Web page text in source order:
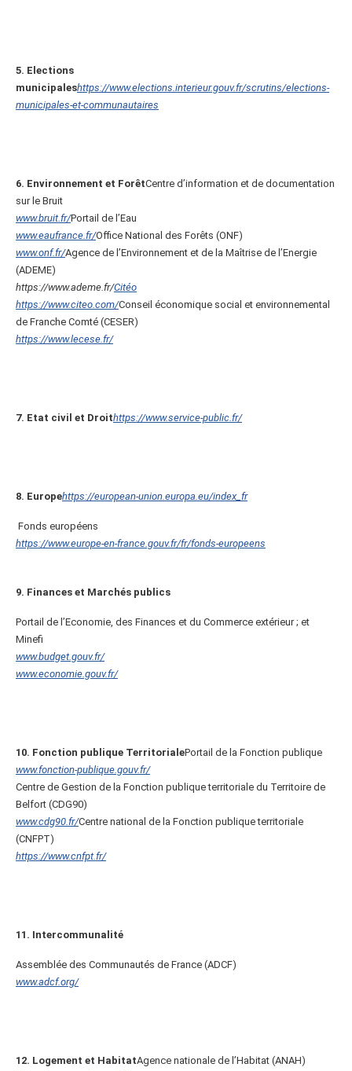
5. Elections
municipaleshttps://www.elections.interieur.gouv.fr/scrutins/elections-
municipales-et-communautaires
6. Environnement et ForêtCentre d’information et de documentation
sur le Bruit
www.bruit.fr/Portail de l’Eau
www.eaufrance.fr/Office National des Forêts (ONF)
www.onf.fr/Agence de l’Environnement et de la Maîtrise de l’Energie
(ADEME)
https://www.ademe.fr/Citéo
https://www.citeo.com/Conseil économique social et environnemental
de Franche Comté (CESER)
https://www.lecese.fr/
7. Etat civil et Droithttps://www.service-public.fr/
8. Europehttps://european-union.europa.eu/index_fr
Fonds européens
https://www.europe-en-france.gouv.fr/fr/fonds-europeens
9. Finances et Marchés publics
Portail de l’Economie, des Finances et du Commerce extérieur ; et
Minefi
www.budget.gouv.fr/
www.economie.gouv.fr/
10. Fonction publique TerritorialePortail de la Fonction publique
www.fonction-publique.gouv.fr/
Centre de Gestion de la Fonction publique territoriale du Territoire de
Belfort (CDG90)
www.cdg90.fr/Centre national de la Fonction publique territoriale
(CNFPT)
https://www.cnfpt.fr/
11. Intercommunalité
Assemblée des Communautés de France (ADCF)
www.adcf.org/
12. Logement et HabitatAgence nationale de l’Habitat (ANAH)